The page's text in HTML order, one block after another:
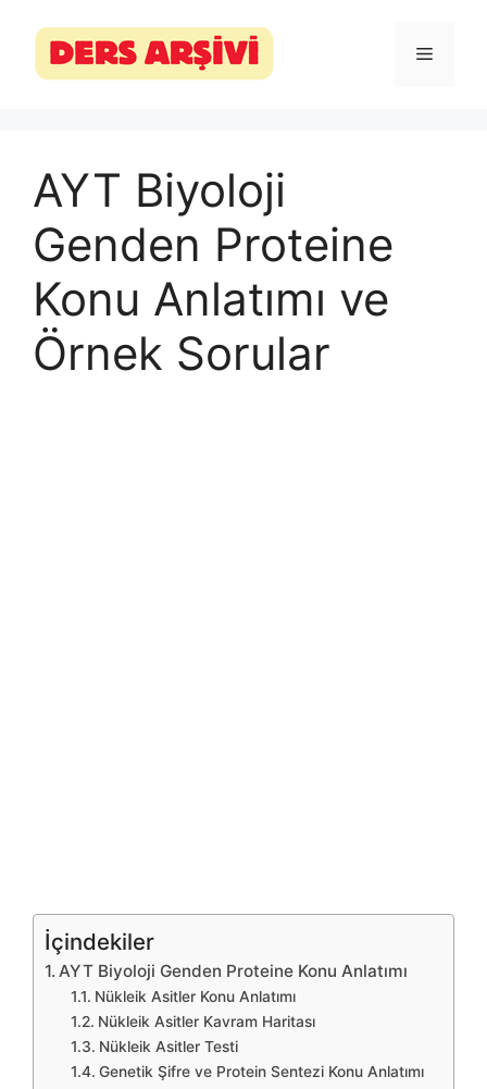
Menü
AYT Biyoloji
Genden Proteine
Konu Anlatımı ve
Örnek Sorular
İçindekiler
AYT Biyoloji Genden Proteine Konu Anlatımı
Nükleik Asitler Konu Anlatımı
Nükleik Asitler Kavram Haritası
Nükleik Asitler Testi
Genetik Şifre ve Protein Sentezi Konu Anlatımı